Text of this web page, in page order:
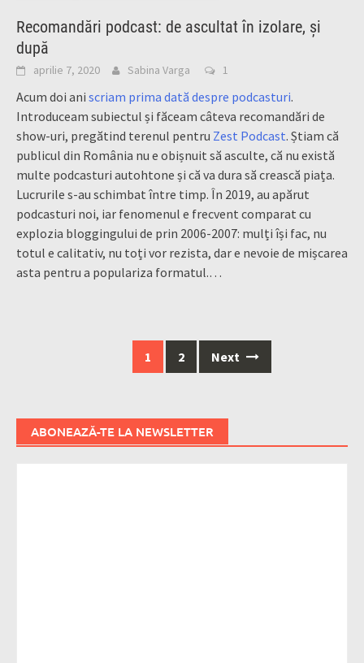
Recomandări podcast: de ascultat în izolare, și
după
aprilie 7, 2020 Sabina Varga 1
Acum doi ani scriam prima dată despre podcasturi.
Introduceam subiectul și făceam câteva recomandări de
show-uri, pregătind terenul pentru Zest Podcast. Știam că
publicul din România nu e obișnuit să asculte, că nu există
multe podcasturi autohtone și că va dura să crească piața.
Lucrurile s-au schimbat între timp. În 2019, au apărut
podcasturi noi, iar fenomenul e frecvent comparat cu
explozia bloggingului de prin 2006-2007: mulți își fac, nu
totul e calitativ, nu toți vor rezista, dar e nevoie de mișcarea
asta pentru a populariza formatul.…
1 2 Next
ABONEAZĂ-TE LA NEWSLETTER